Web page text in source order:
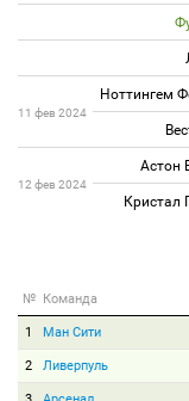
Ноттингем
11 фев 2024
Астон
12 фев 2024
Кристал
№ Команда
1 Ман Сити
2 Ливерпуль